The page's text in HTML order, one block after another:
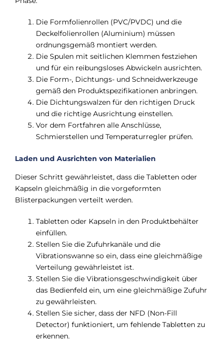
Die Formfolienrollen (PVC/PVDC) und die
Deckelfolienrollen (Aluminium) müssen
ordnungsgemäß montiert werden.
Die Spulen mit seitlichen Klemmen festziehen
und für ein reibungsloses Abwickeln ausrichten.
Die Form-, Dichtungs- und Schneidwerkzeuge
gemäß den Produktspezifikationen anbringen.
Die Dichtungswalzen für den richtigen Druck
und die richtige Ausrichtung einstellen.
Vor dem Fortfahren alle Anschlüsse,
Schmierstellen und Temperaturregler prüfen.
Laden und Ausrichten von Materialien
Dieser Schritt gewährleistet, dass die Tabletten oder
Kapseln gleichmäßig in die vorgeformten
Blisterpackungen verteilt werden.
Tabletten oder Kapseln in den Produktbehälter
einfüllen.
Stellen Sie die Zufuhrkanäle und die
Vibrationswanne so ein, dass eine gleichmäßige
Verteilung gewährleistet ist.
Stellen Sie die Vibrationsgeschwindigkeit über
das Bedienfeld ein, um eine gleichmäßige Zufuhr
zu gewährleisten.
Stellen Sie sicher, dass der NFD (Non-Fill
Detector) funktioniert, um fehlende Tabletten zu
erkennen.